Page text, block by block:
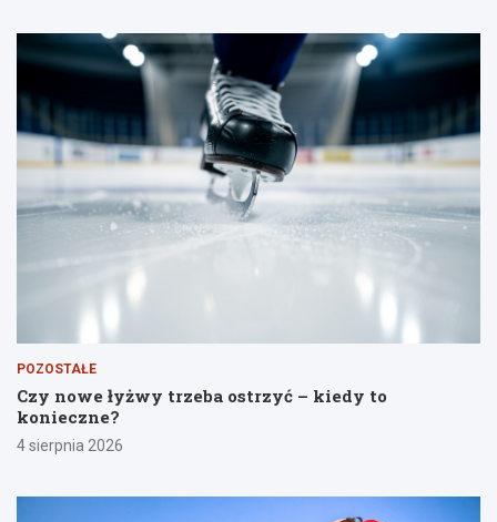
POZOSTAŁE
Czy nowe łyżwy trzeba ostrzyć – kiedy to
konieczne?
4 sierpnia 2026